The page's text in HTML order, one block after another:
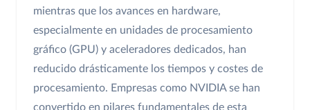
mientras que los avances en hardware,
especialmente en unidades de procesamiento
gráfico (GPU) y aceleradores dedicados, han
reducido drásticamente los tiempos y costes de
procesamiento. Empresas como NVIDIA se han
convertido en pilares fundamentales de esta